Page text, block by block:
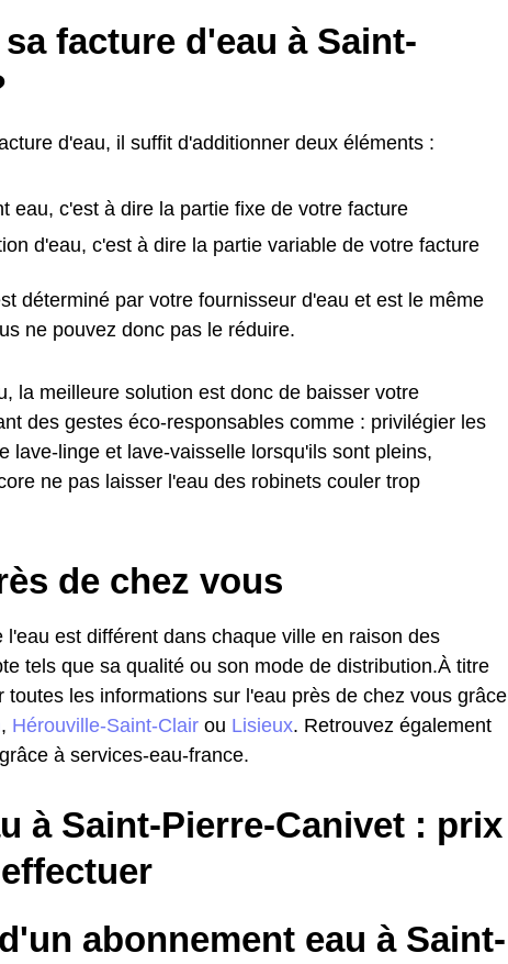
facture d'eau à Saint-
d'eau, il suffit d'additionner deux éléments :
eau, c'est à dire la partie fixe de votre facture
d'eau, c'est à dire la partie variable de votre facture
déterminé par votre fournisseur d'eau et est le même
ne pouvez donc pas le réduire.
la meilleure solution est donc de baisser votre
des gestes éco-responsables comme : privilégier les
lave-linge et lave-vaisselle lorsqu'ils sont pleins,
ne pas laisser l'eau des robinets couler trop
de chez vous
est différent dans chaque ville en raison des
tels que sa qualité ou son mode de distribution.À titre
les informations sur l'eau près de chez vous grâce
, Hérouville-Saint-Clair ou Lisieux. Retrouvez également
grâce à services-eau-france.
à Saint-Pierre-Canivet : prix
abonnement eau à Saint-